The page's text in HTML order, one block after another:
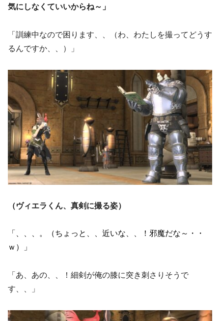
気にしなくていいからね～」
「訓練中なので困ります、、（わ、わたしを撮ってどうす
るんですか、、）」
（ヴィエラくん、真剣に撮る姿）
「、、、。（ちょっと、、近いな、、！邪魔だな～・・
ｗ）」
「あ、あの、、！細剣が俺の膝に突き刺さりそうで
す、、」